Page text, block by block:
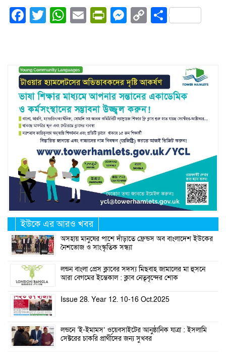
Facebook
Twitter
WhatsApp
EmailPrintFriendly
Messenger
CopyShare
ইউকে এর আরও খবর
অসহায় মানুষের পাশে দাঁড়াতে ফ্রেন্ডস অব বাংলাদেশ ইউকের
নৈশভোজ ও সাংস্কৃতিক সন্ধ্যা
লন্ডন বাংলা প্রেস ক্লাবের সদস্য মিছবাহ জামালের মা হুসনে
আরা বেগমের ইন্তেকাল : ক্লাব নেতৃবৃন্দের শোক
Issue 28. Year 12. 10-16 Oct.2025
লন্ডনে ‘ই-ইমামস’ ওয়েবসাইটের আনুষ্ঠানিক যাত্রা : ইসলামি
সেক্টরের চাকরি প্রার্থীদের জন্য সুখবর